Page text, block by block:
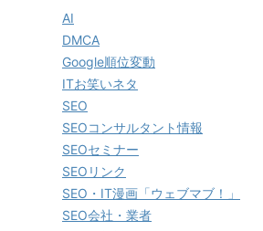
AI
DMCA
Google順位変動
ITお笑いネタ
SEO
SEOコンサルタント情報
SEOセミナー
SEOリンク
SEO・IT漫画「ウェブマブ！」
SEO会社・業者